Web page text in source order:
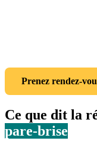
Prenez rendez-
Ce que dit la
pare-brise